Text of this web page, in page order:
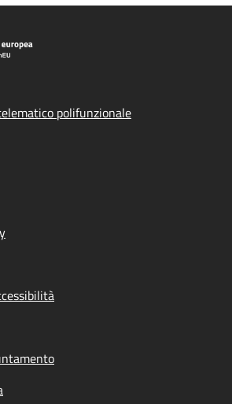
polifunzionale